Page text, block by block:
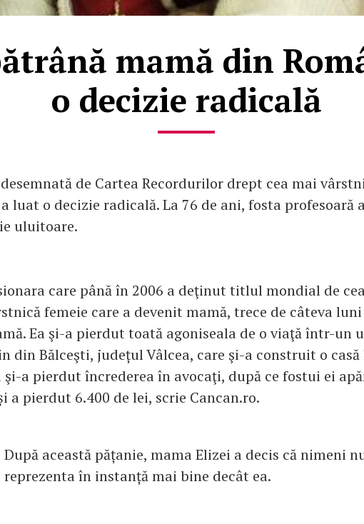
mamă din
o decizie radicală
de Cartea Recordurilor drept cea mai
luat o decizie radicală. La 76 de ani, fosta profesoară
uluitoare.
care până în 2006 a deţinut titlul mondial de
femeie care a devenit mamă, trece de câteva
Ea şi-a pierdut toată agoniseala de o viaţă într-un
din Bălceşti, județul Vâlcea, care şi-a construit o
şi-a pierdut încrederea în avocaţi, după ce fostui ei
a pierdut 6.400 de lei, scrie Cancan.ro.
După această pățanie, mama Elizei a decis că nimeni
reprezenta în instanță mai bine decât ea.